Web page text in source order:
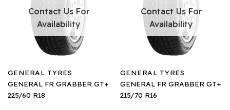
Contact Us For
Availability
GENERAL TYRES
GENERAL FR GRABBER GT+
215/70 R16
Contact Us For
Availability
GENERAL TYRES
GENERAL FR GRABBER GT+
225/60 R18